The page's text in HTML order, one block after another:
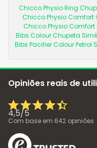
Chicco Physio Ring
Chicco Physio Comfort
Chicco Physio
Bibs Colour Chupeta
Bibs Pacifier Colour Petrol
Opiniões reais de
4,5/5
Com base em 642 opiniões